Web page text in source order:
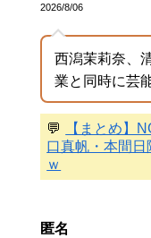
2026/8/06
西潟茉莉奈、
業と同時に芸
💬
【まとめ】
口真帆・本間
ｗ
匿名